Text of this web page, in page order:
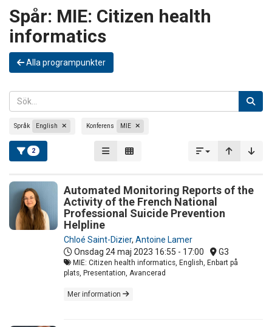
Spår: MIE: Citizen health
informatics
Alla programpunkter
Språk English Konferens MIE
2
Automated Monitoring Reports of the
Activity of the French National
Professional Suicide Prevention
Helpline
Chloé Saint-Dizier, Antoine Lamer
Onsdag 24 maj 2023 16:55 - 17:00 G3
MIE: Citizen health informatics, English, Enbart på
plats, Presentation, Avancerad
Mer information